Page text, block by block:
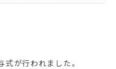
が行われました。